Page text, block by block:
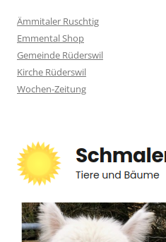
Ämmitaler Ruschtig
Emmental Shop
Gemeinde Rüderswil
Kirche Rüderswil
Wochen-Zeitung